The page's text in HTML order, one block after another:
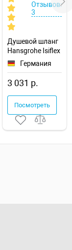
Отзывов:
3
Душевой шланг
Hansgrohe Isiflex
28276000Германия
3 031 р.
Посмотреть